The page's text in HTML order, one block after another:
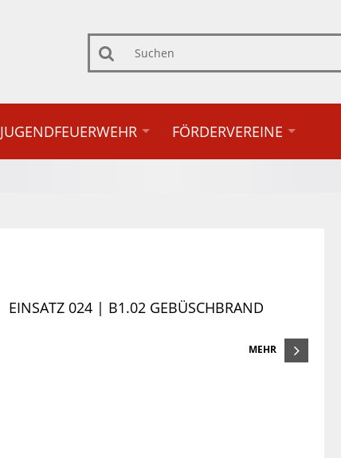
JUGENDFEUERWEHR FÖRDERVEREINE
EINSATZ 024 | B1.02 GEBÜSCHBRAND
MEHR